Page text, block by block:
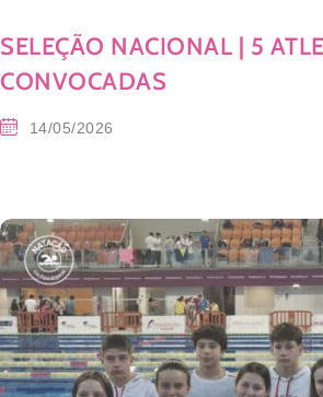
SELEÇÃO NACIONAL | 5
CONVOCADAS
14/05/2026